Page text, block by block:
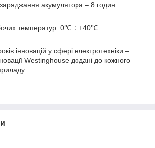
акумулятора – 8 годин
температур: 0℃ ÷ +40℃.
інновацій у сфері електротехніки –
Westinghouse додані до кожного